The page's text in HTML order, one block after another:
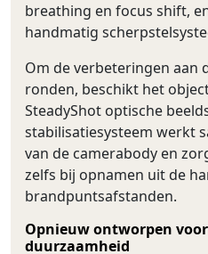
breathing en focus shift,
handmatig
Om de verbeteringen aan
ronden, beschikt het
SteadyShot optische
stabilisatiesysteem werkt
van de camerabody en
zelfs bij opnamen uit de
brandpuntsafstanden.
Opnieuw ontworpen
duurzaamheid